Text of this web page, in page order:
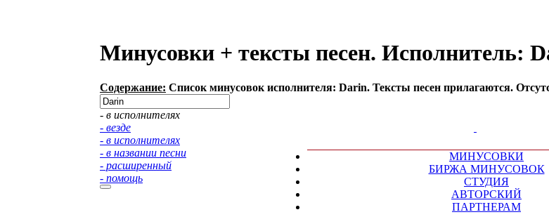
Минусовки + тексты песен. Исполнитель:
Содержание: Список минусовок исполнителя: Darin. Тексты песен прилагаются.
- в исполнителях
- везде
- в исполнителях
- в названии песни
- расширенный
- помощь
МИНУСОВКИ
БИРЖА МИНУСОВОК
СТУДИЯ
АВТОРСКИЙ
ПАРТНЕРАМ